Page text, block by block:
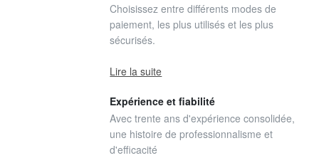
Choisissez entre différents modes de
paiement, les plus utilisés et les plus
sécurisés.
Lire la suite
Expérience et fiabilité
Avec trente ans d'expérience consolidée,
une histoire de professionnalisme et
d'efficacité